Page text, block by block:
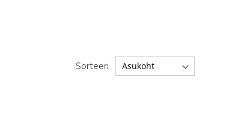
Sorteeri